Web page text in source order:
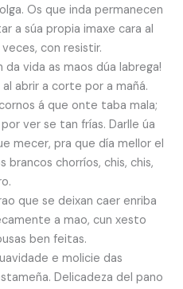
Os que inda permanecen
a súa propia imaxe cara al
con resistir.
vida as maos dúa labrega!
abrir a corte por a mañá.
á que onte taba mala;
ver se tan frías. Darlle úa
mecer, pra que día mellor el
chorríos, chis, chis,
que se deixan caer enriba
a mao, cun xesto
ben feitas.
e molicie das
Delicadeza del pano